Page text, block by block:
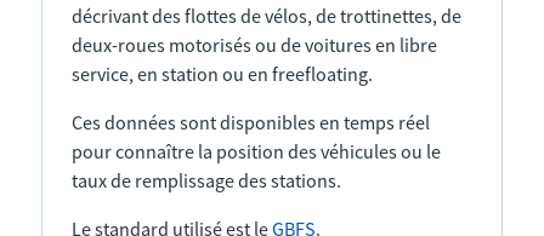
décrivant des flottes de vélos, de trottinettes, de
deux-roues motorisés ou de voitures en libre
service, en station ou en freefloating.
Ces données sont disponibles en temps réel
pour connaître la position des véhicules ou le
taux de remplissage des stations.
Le standard utilisé est leGBFS.